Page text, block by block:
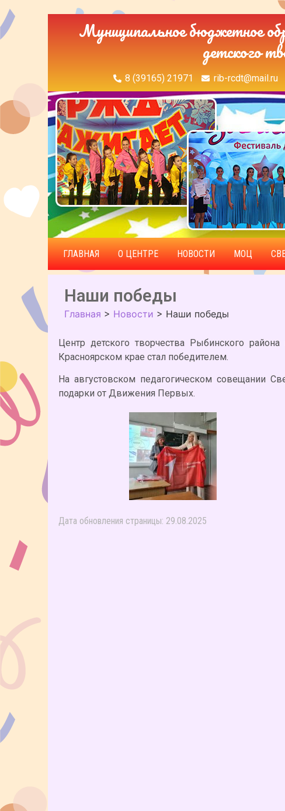
Муниципальное бюджетное
детского
8 (39165) 21971 rib-rcdt@mail.ru
ГЛАВНАЯ О ЦЕНТРЕ НОВОСТИ МОЦ
Наши победы
Главная > Новости > Наши победы
Центр детского творчества Рыбинского
Красноярском крае стал победителем.
На августовском педагогическом совещании
подарки от Движения Первых.
Дата обновления страницы: 29.08.2025